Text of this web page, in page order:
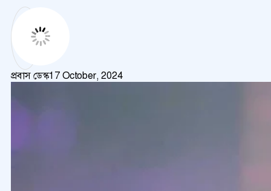
প্রবাস ডেস্ক17 October, 2024